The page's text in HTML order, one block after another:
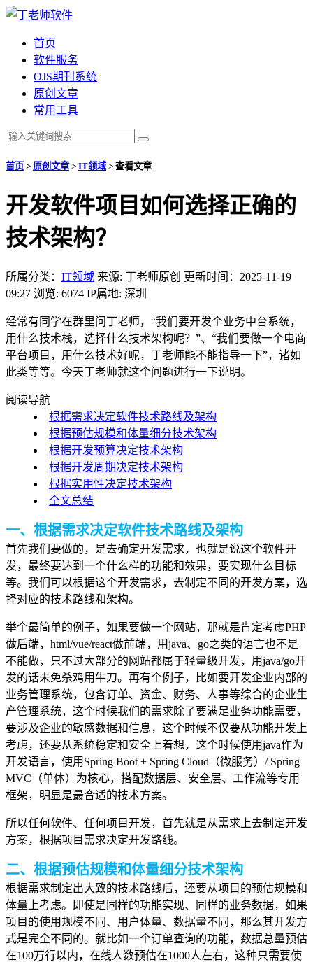
首页
软件服务
OJS期刊系统
原创文章
常用工具
首页 > 原创文章> IT领域> 查看文章
开发软件项目如何选择正确的
技术架构？
所属分类： IT领域 来源: 丁老师原创 更新时间：2025-11-19
09:27 浏览: 6074 IP属地: 深圳
经常有同学在群里问丁老师，“我们要开发个业务中台系统，
用什么技术栈，选择什么技术架构呢？”、“我们要做一个电商
平台项目，用什么技术好呢， 丁老师能不能指导一下”，诸如
此类等等。今天丁老师就这个问题进行一下说明。
阅读导航
根据需求决定软件技术路线及架构
根据预估规模和体量细分技术架构
根据开发预算决定技术架构
根据开发周期决定技术架构
根据实用性决定技术架构
全文总结
一、根据需求决定软件技术路线及架构
首先我们要做的，是去确定开发需求，也就是说这个软件开
发，最终要达到一个什么样的功能和效果，要实现什么目标
等。我们可以根据这个开发需求，去制定不同的开发方案，选
择对应的技术路线和架构。
举个最简单的例子，如果要做一个网站，那就是肯定考虑PHP
做后端，html/vue/react做前端，用java、go之类的语言也不是
不能做，只不过大部分的网站都属于轻量级开发，用java/go开
发的话未免杀鸡用牛刀。再有个例子，比如要开发企业内部的
业务管理系统，包含订单、资金、财务、人事等综合的企业生
产管理系统，这个时候我们的需求除了要满足业务功能需要，
要涉及企业的敏感数据和信息，这个时候不仅要从功能开发上
考虑，还要从系统稳定和安全上着想，这个时候使用java作为
开发语言，使用Spring Boot + Spring Cloud（微服务）/ Spring
MVC（单体）为核心，搭配数据层、安全层、工作流等专用
框架，明显是最合适的技术方案。
所以任何软件、任何项目开发，首先就是从需求上去制定开发
方案，根据项目需求决定开发路线。
二、根据预估规模和体量细分技术架构
根据需求制定出大致的技术路线后，还要从项目的预估规模和
体量上考虑。即使是同样的功能实现、同样的业务数据，如果
项目的使用规模不同、用户体量、数据量不同，那么其开发方
式是完全不同的。就比如一个订单查询的功能，数据总量预估
在100万行以内，在线人数预估在1000人左右，这种只需要使